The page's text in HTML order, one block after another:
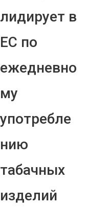
лидирует в
ЕС по
ежедневно
му
употребле
нию
табачных
изделий